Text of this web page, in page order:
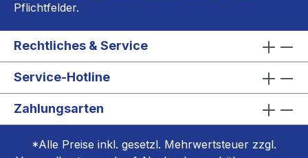
Pflichtfelder.
Rechtliches & Service
Service-Hotline
Zahlungsarten
*Alle Preise inkl. gesetzl. Mehrwertsteuer zzgl.